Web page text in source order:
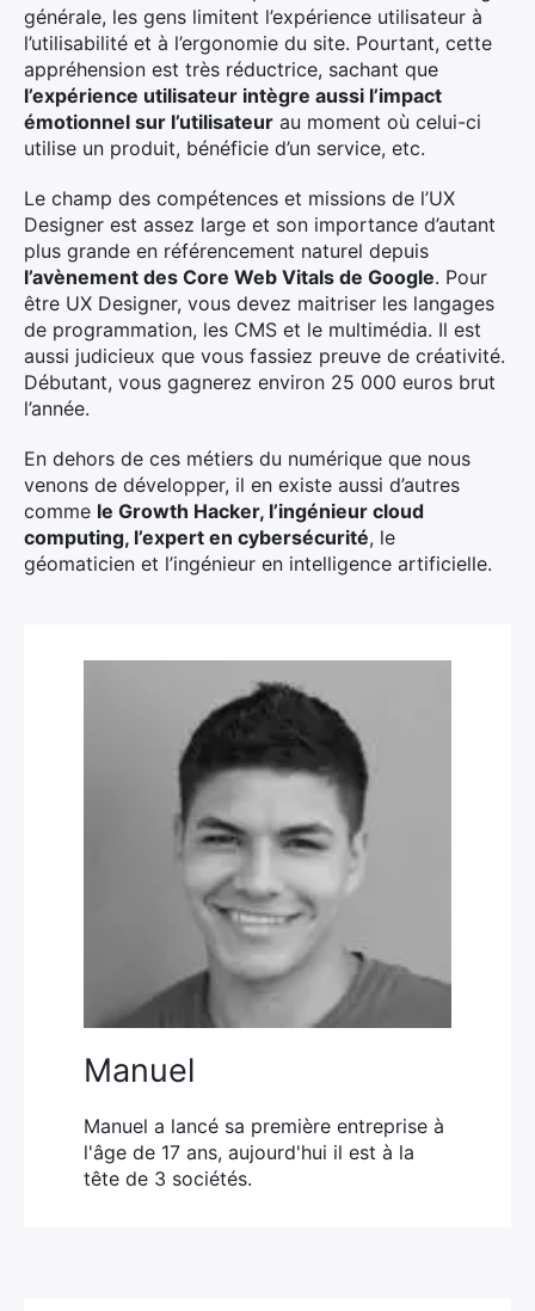
générale, les gens limitent l’expérience utilisateur à
l’utilisabilité et à l’ergonomie du site. Pourtant, cette
appréhension est très réductrice, sachant que
l’expérience utilisateur intègre aussi l’impact
émotionnel sur l’utilisateur au moment où celui-ci
utilise un produit, bénéficie d’un service, etc.
Le champ des compétences et missions de l’UX
Designer est assez large et son importance d’autant
plus grande en référencement naturel depuis
l’avènement des Core Web Vitals de Google. Pour
être UX Designer, vous devez maitriser les langages
de programmation, les CMS et le multimédia. Il est
aussi judicieux que vous fassiez preuve de créativité.
Débutant, vous gagnerez environ 25 000 euros brut
l’année.
En dehors de ces métiers du numérique que nous
venons de développer, il en existe aussi d’autres
comme le Growth Hacker, l’ingénieur cloud
computing, l’expert en cybersécurité, le
géomaticien et l’ingénieur en intelligence artificielle.
Manuel
Manuel a lancé sa première entreprise à
l'âge de 17 ans, aujourd'hui il est à la
tête de 3 sociétés.